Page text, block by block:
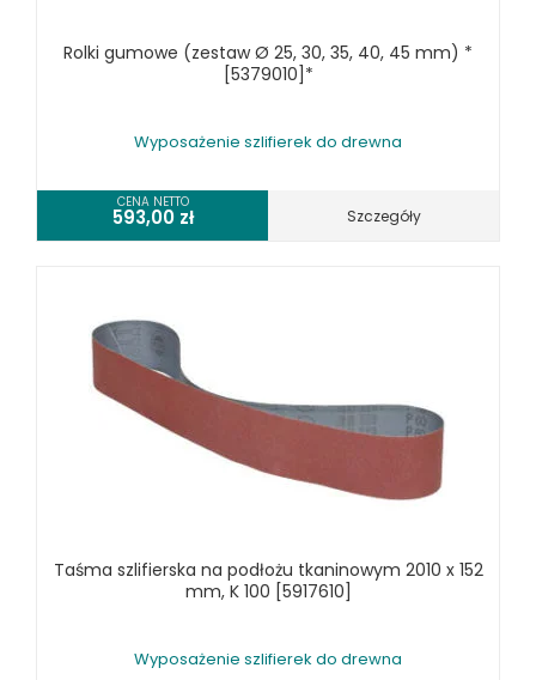
WYPOSAŻENIE WYRZYNAREK
URZĄDZENIA WARSZTATOWE I TRANSPORTOWE
SPRĘŻARKI I NARZĘDZIA PNEUMATYCZNE
KOSZT DOSTAWY
Rolki gumowe (zestaw Ø 25, 30, 35, 40, 45 mm) *
[5379010]*
Wyposażenie szlifierek do drewna
CENA NETTO
593,00 zł Szczegóły
Taśma szlifierska na podłożu tkaninowym 2010 x 152
mm, K 100 [5917610]
Wyposażenie szlifierek do drewna